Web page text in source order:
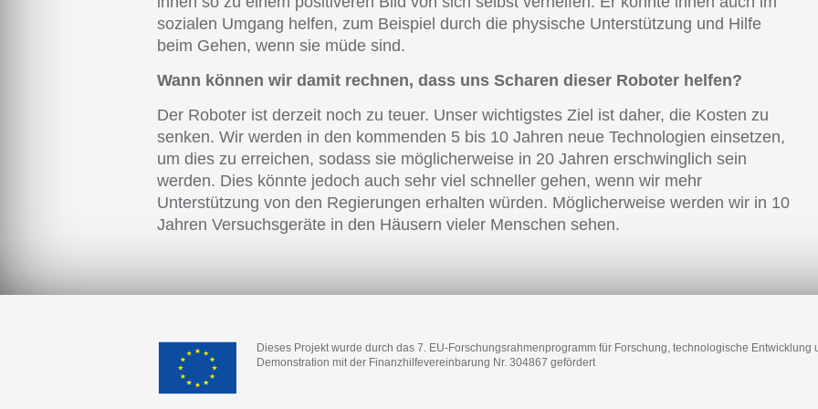
sozialen Umgang helfen, zum Beispiel durch die physische Unterstützung und Hilfe
beim Gehen, wenn sie müde sind.
Wann können wir damit rechnen, dass uns Scharen dieser Roboter helfen?
Der Roboter ist derzeit noch zu teuer. Unser wichtigstes Ziel ist daher, die Kosten zu
senken. Wir werden in den kommenden 5 bis 10 Jahren neue Technologien einsetzen,
um dies zu erreichen, sodass sie möglicherweise in 20 Jahren erschwinglich sein
werden. Dies könnte jedoch auch sehr viel schneller gehen, wenn wir mehr
Unterstützung von den Regierungen erhalten würden. Möglicherweise werden wir in 10
Jahren Versuchsgeräte in den Häusern vieler Menschen sehen.
Dieses Projekt wurde durch das 7. EU-Forschungsrahmenprogramm für Forschung, technologische Entwicklung
Demonstration mit der Finanzhilfevereinbarung Nr. 304867 gefördert